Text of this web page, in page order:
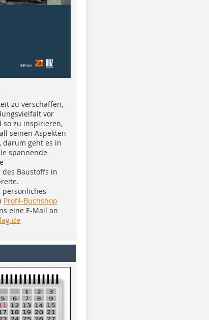
zu verschaffen,
vor
so zu inspirieren,
seinen Aspekten
darum geht es in
spannende
Baustoffs in
persönliches
Profil-Buchshop
eine E-Mail an